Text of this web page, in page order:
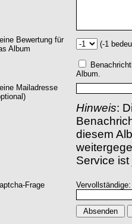
Bewertung für
Album
(-1
Album.
Mailadresse
Hinweis:
diesem
Service
Frage